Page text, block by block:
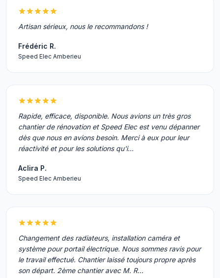
Artisan sérieux, nous le recommandons !
Frédéric R.
Speed Elec Amberieu
Rapide, efficace, disponible. Nous avions un très gros
chantier de rénovation et Speed Elec est venu dépanner
dès que nous en avions besoin. Merci à eux pour leur
réactivité et pour les solutions qu'i…
Aclira P.
Speed Elec Amberieu
Changement des radiateurs, installation caméra et
système pour portail électrique. Nous sommes ravis pour
le travail effectué. Chantier laissé toujours propre après
son départ. 2ème chantier avec M. R…